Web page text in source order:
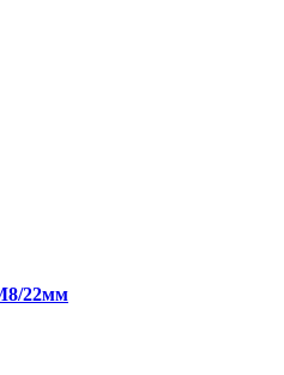
22мм